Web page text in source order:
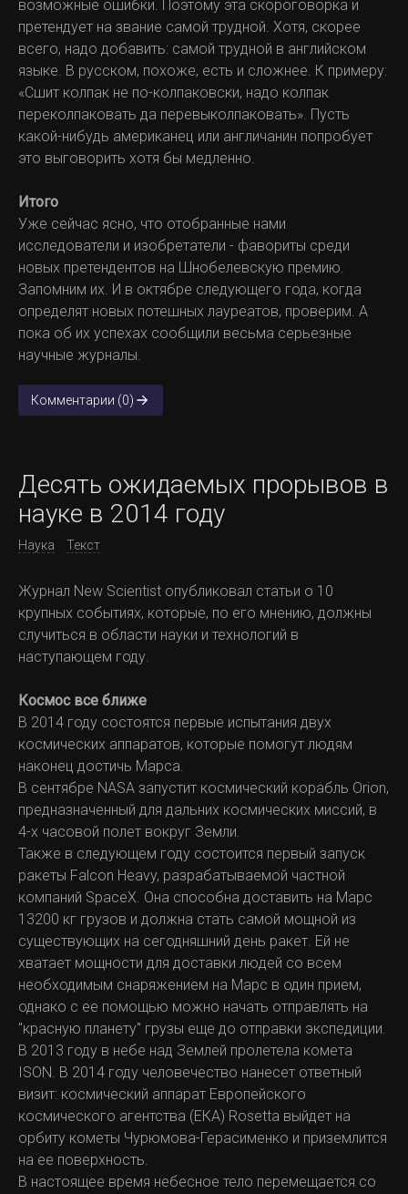
возможные ошибки. Поэтому эта скороговорка и
претендует на звание самой трудной. Хотя, скорее
всего, надо добавить: самой трудной в английском
языке. В русском, похоже, есть и сложнее. К примеру:
«Сшит колпак не по-колпаковски, надо колпак
переколпаковать да перевыколпаковать». Пусть
какой-нибудь американец или англичанин попробует
это выговорить хотя бы медленно.
Итого
Уже сейчас ясно, что отобранные нами
исследователи и изобретатели - фавориты среди
новых претендентов на Шнобелевскую премию.
Запомним их. И в октябре следующего года, когда
определят новых потешных лауреатов, проверим. А
пока об их успехах сообщили весьма серьезные
научные журналы.
Комментарии (0)
Десять ожидаемых прорывов в
науке в 2014 году
Наука Текст
Журнал New Scientist опубликовал статьи о 10
крупных событиях, которые, по его мнению, должны
случиться в области науки и технологий в
наступающем году.
Космос все ближе
В 2014 году состоятся первые испытания двух
космических аппаратов, которые помогут людям
наконец достичь Марса.
В сентябре NASA запустит космический корабль Orion,
предназначенный для дальних космических миссий, в
4-х часовой полет вокруг Земли.
Также в следующем году состоится первый запуск
ракеты Falcon Heavy, разрабатываемой частной
компаний SpaceX. Она способна доставить на Марс
13200 кг грузов и должна стать самой мощной из
существующих на сегодняшний день ракет. Ей не
хватает мощности для доставки людей со всем
необходимым снаряжением на Марс в один прием,
однако с ее помощью можно начать отправлять на
"красную планету" грузы еще до отправки экспедиции.
В 2013 году в небе над Землей пролетела комета
ISON. В 2014 году человечество нанесет ответный
визит: космический аппарат Европейского
космического агентства (ЕКА) Rosetta выйдет на
орбиту кометы Чурюмова-Герасименко и приземлится
на ее поверхность.
В настоящее время небесное тело перемещается со